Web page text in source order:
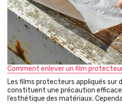
Comment enlever un film protecteur
Les films protecteurs appliqués sur
constituent une précaution
l’esthétique des matériaux.